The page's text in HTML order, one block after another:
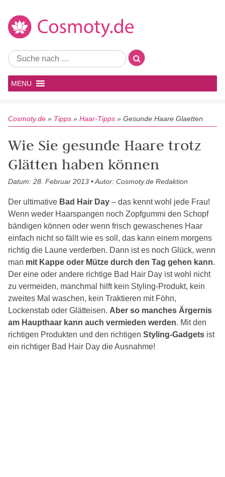
MENU
Cosmoty.de » Tipps » Haar-Tipps » Gesunde Haare Glaetten
Wie Sie gesunde Haare trotz
Glätten haben können
Datum: 28. Februar 2013 • Autor: Cosmoty.de Redaktion
Der ultimative Bad Hair Day – das kennt wohl jede Frau!
Wenn weder Haarspangen noch Zopfgummi den Schopf
bändigen können oder wenn frisch gewaschenes Haar
einfach nicht so fällt wie es soll, das kann einem morgens
richtig die Laune verderben. Dann ist es noch Glück, wenn
man mit Kappe oder Mütze durch den Tag gehen kann.
Der eine oder andere richtige Bad Hair Day ist wohl nicht
zu vermeiden, manchmal hilft kein Styling-Produkt, kein
zweites Mal waschen, kein Traktieren mit Föhn,
Lockenstab oder Glätteisen. Aber so manches Ärgernis
am Haupthaar kann auch vermieden werden. Mit den
richtigen Produkten und den richtigen Styling-Gadgets ist
ein richtiger Bad Hair Day die Ausnahme!